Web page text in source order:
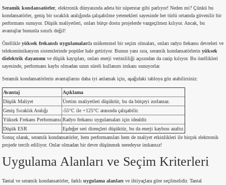
AXİAL Kondansatör
6W
7W
9W
Seramik kondansatörler, elektronik dünyasında adeta bir süperstar gibi parlıyor! Neden mi? Çünkü bu
kondansatörler, geniş bir sıcaklık aralığında çalışabilme yetenekleri sayesinde her türlü ortamda güvenilir bir
performans sunuyor. Düşük maliyetleri, onları bütçe dostu projelerde vazgeçilmez kılıyor. Ancak, bu
avantajlar bununla sınırlı değil!
Özellikle yüksek frekanslı uygulamalarda mükemmel bir seçim olmaları, onları radyo frekansı devreleri ve
telekomünikasyon sistemlerinde popüler hale getiriyor. Bunun yanı sıra, seramik kondansatörlerin yüksek
dielektrik dayanımı ve düşük kayıpları, onları enerji verimliliği açısından da cazip kılıyor. Bu özellikleri
sayesinde, performans kaybı olmadan uzun süreli kullanım imkanı sunuyorlar.
Seramik kondansatörlerin avantajlarını daha iyi anlamak için, aşağıdaki tabloya göz atabilirsiniz:
Avantaj
Açıklama
Düşük Maliyet
Üretim maliyetleri düşüktür, bu da bütçeyi zorlamaz.
Geniş Sıcaklık Aralığı
-55°C ile +125°C arasında çalışabilir.
Yüksek Frekans Performansı Radyo frekansı uygulamaları için idealdir.
Düşük ESR
Eşdeğer seri dirençleri düşüktür, bu da enerji kaybını azaltır.
Sonuç olarak, seramik kondansatörler, hem performansları hem de maliyet etkinlikleri ile birçok elektronik
projede tercih ediliyor. Onlar olmadan bir devre düşünmek neredeyse imkansız!
Uygulama Alanları ve Seçim Kriterleri
Tantal ve seramik kondansatörler, farklı uygulama alanları ve ihtiyaçlara göre seçilmelidir. Tantal